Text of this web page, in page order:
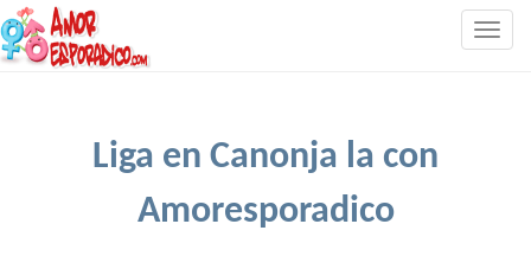
Liga en Canonja la con
Amoresporadico